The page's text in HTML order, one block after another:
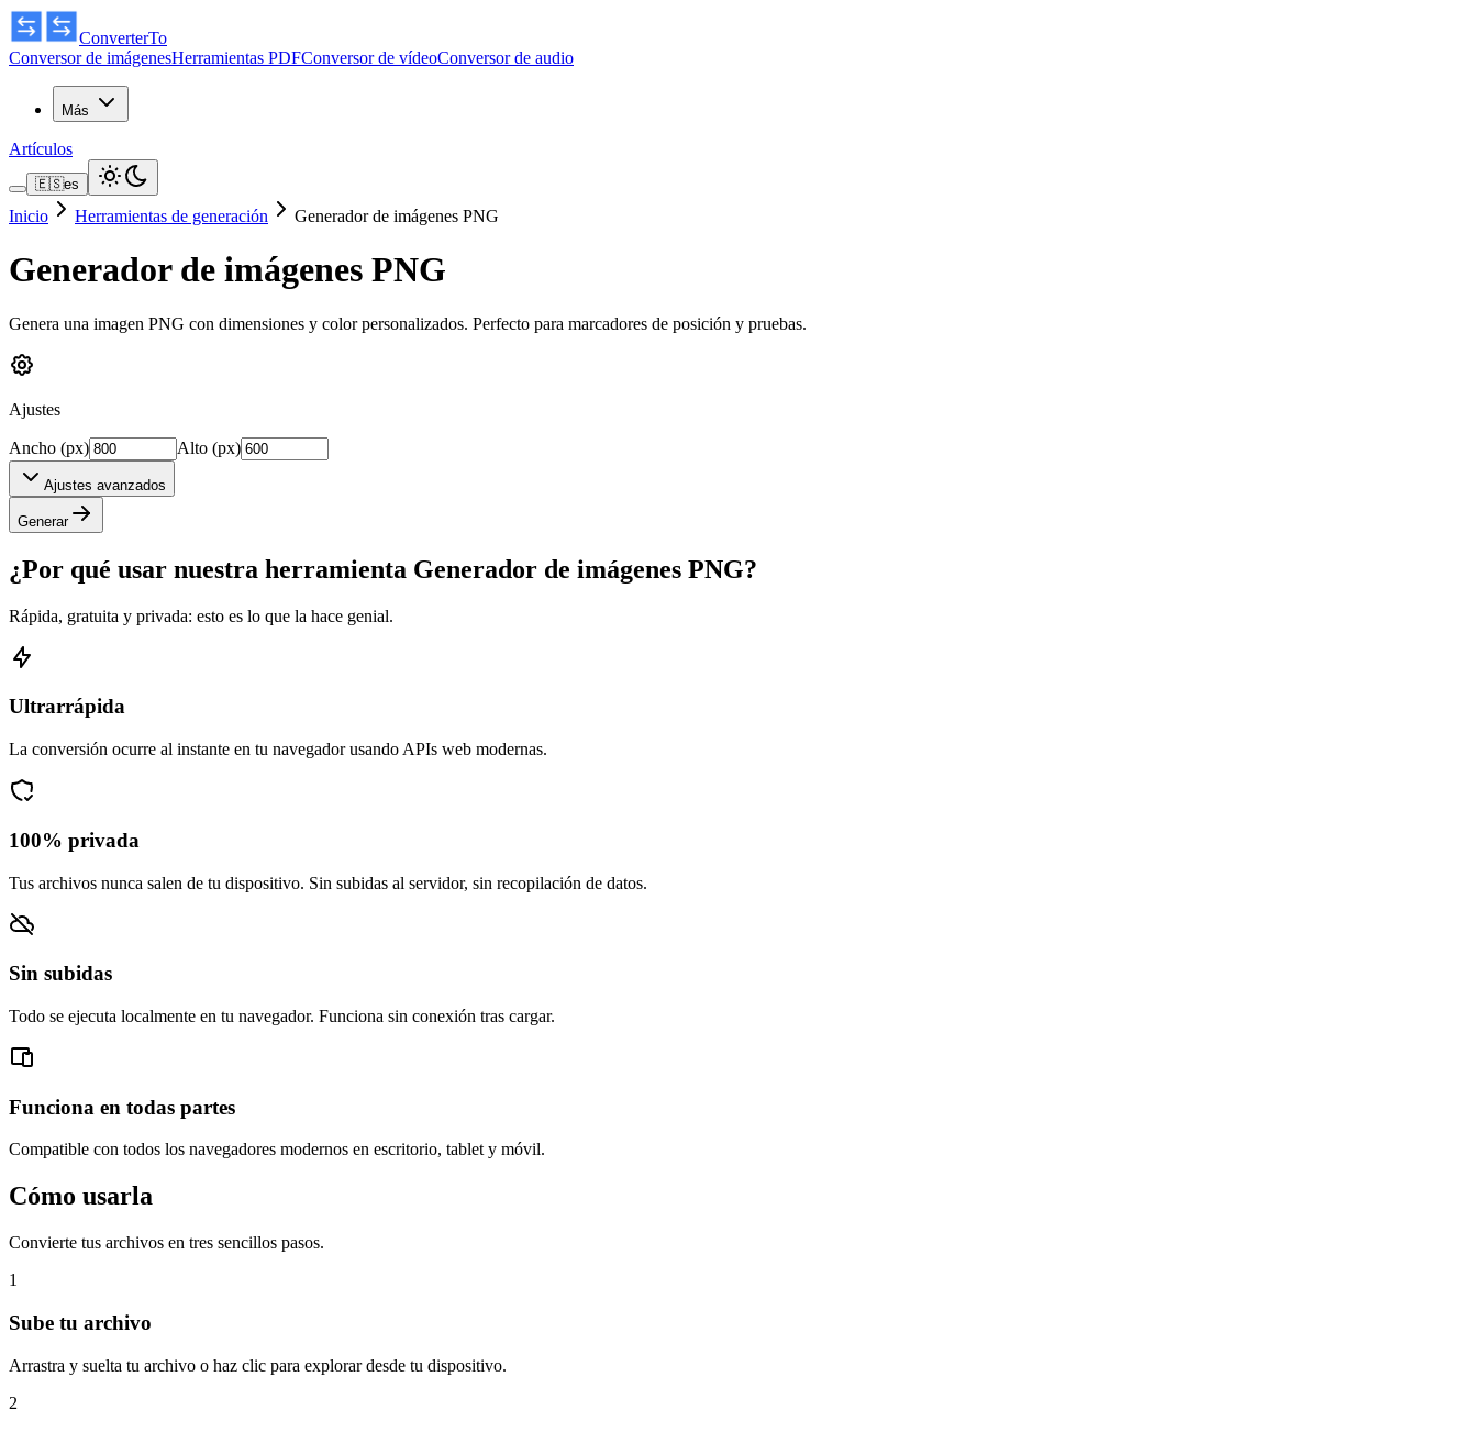
ConverterTo
Conversor de imágenesHerramientas PDFConversor de vídeoConversor de audio
Más
Artículos
🇪🇸es
Inicio Herramientas de generación Generador de imágenes PNG
Generador de imágenes PNG
Genera una imagen PNG con dimensiones y color personalizados. Perfecto para marcadores de posición y pruebas.
Ajustes
Ancho (px) Alto (px)
Ajustes avanzados
Generar
¿Por qué usar nuestra herramienta Generador de imágenes PNG?
Rápida, gratuita y privada: esto es lo que la hace genial.
Ultrarrápida
La conversión ocurre al instante en tu navegador usando APIs web modernas.
100% privada
Tus archivos nunca salen de tu dispositivo. Sin subidas al servidor, sin recopilación de datos.
Sin subidas
Todo se ejecuta localmente en tu navegador. Funciona sin conexión tras cargar.
Funciona en todas partes
Compatible con todos los navegadores modernos en escritorio, tablet y móvil.
Cómo usarla
Convierte tus archivos en tres sencillos pasos.
1
Sube tu archivo
Arrastra y suelta tu archivo o haz clic para explorar desde tu dispositivo.
2